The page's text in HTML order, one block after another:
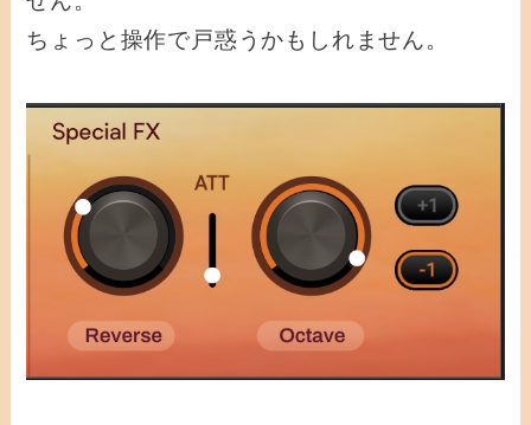
ちょっと操作で戸惑うかもしれません。